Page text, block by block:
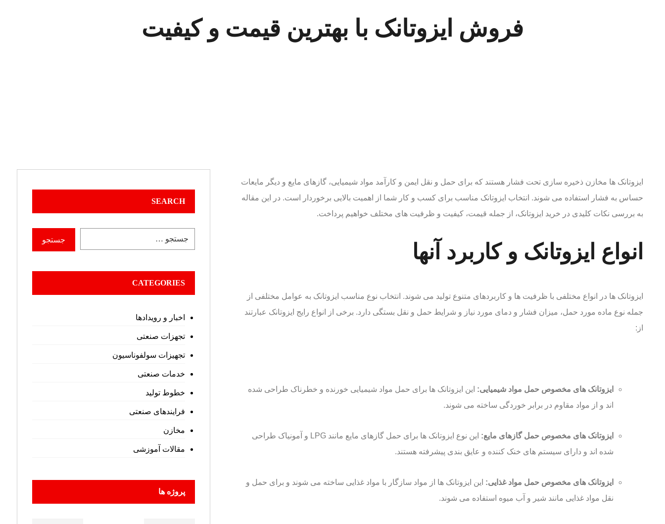
فروش ایزوتانک با بهترین قیمت و کیفیت
ایزوتانک ها مخازن ذخیره سازی تحت فشار هستند که برای حمل و نقل ایمن و کارآمد مواد شیمیایی، گازهای مایع و دیگر مایعات
حساس به فشار استفاده می شوند. انتخاب ایزوتانک مناسب برای کسب و کار شما از اهمیت بالایی برخوردار است. در این مقاله
به بررسی نکات کلیدی در خرید ایزوتانک، از جمله قیمت، کیفیت و ظرفیت های مختلف خواهیم پرداخت.
انواع ایزوتانک و کاربرد آنها
ایزوتانک ها در انواع مختلفی با ظرفیت ها و کاربردهای متنوع تولید می شوند. انتخاب نوع مناسب ایزوتانک به عوامل مختلفی از
جمله نوع ماده مورد حمل، میزان فشار و دمای مورد نیاز و شرایط حمل و نقل بستگی دارد. برخی از انواع رایج ایزوتانک عبارتند
از:
ایزوتانک های مخصوص حمل مواد شیمیایی: این ایزوتانک ها برای حمل مواد شیمیایی خورنده و خطرناک طراحی شده
اند و از مواد مقاوم در برابر خوردگی ساخته می شوند.
ایزوتانک های مخصوص حمل گازهای مایع:
این نوع ایزوتانک ها برای حمل گازهای مایع مانند LPG و آمونیاک طراحی
شده اند و دارای سیستم های خنک کننده و عایق بندی پیشرفته هستند.
ایزوتانک های مخصوص حمل مواد غذایی: این ایزوتانک ها از مواد سازگار با مواد غذایی ساخته می شوند و برای حمل و
نقل مواد غذایی مانند شیر و آب میوه استفاده می شوند.
SEARCH
CATEGORIES
اخبار و رویدادها
تجهزات صنعتی
تجهیزات سولفوناسیون
خدمات صنعتی
خطوط تولید
فرایندهای صنعتی
مخازن
مقالات آموزشی
پروژه ها